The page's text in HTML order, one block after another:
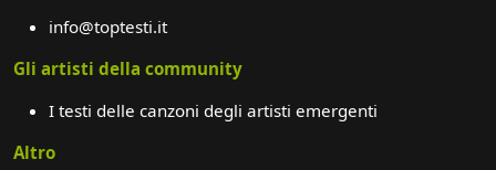
info@toptesti.it
Gli artisti della community
I testi delle canzoni degli artisti emergenti
Altro